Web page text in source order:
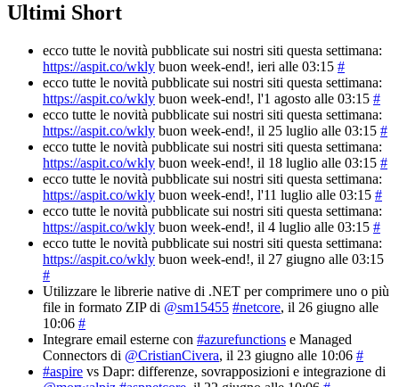
Ultimi Short
ecco tutte le novità pubblicate sui nostri siti questa settimana:
https://aspit.co/wkly buon week-end!, ieri alle 03:15 #
ecco tutte le novità pubblicate sui nostri siti questa settimana:
https://aspit.co/wkly buon week-end!, l'1 agosto alle 03:15 #
ecco tutte le novità pubblicate sui nostri siti questa settimana:
https://aspit.co/wkly buon week-end!, il 25 luglio alle 03:15 #
ecco tutte le novità pubblicate sui nostri siti questa settimana:
https://aspit.co/wkly buon week-end!, il 18 luglio alle 03:15 #
ecco tutte le novità pubblicate sui nostri siti questa settimana:
https://aspit.co/wkly buon week-end!, l'11 luglio alle 03:15 #
ecco tutte le novità pubblicate sui nostri siti questa settimana:
https://aspit.co/wkly buon week-end!, il 4 luglio alle 03:15 #
ecco tutte le novità pubblicate sui nostri siti questa settimana:
https://aspit.co/wkly buon week-end!, il 27 giugno alle 03:15
#
Utilizzare le librerie native di .NET per comprimere uno o più
file in formato ZIP di @sm15455 #netcore, il 26 giugno alle
10:06 #
Integrare email esterne con #azurefunctions e Managed
Connectors di @CristianCivera, il 23 giugno alle 10:06 #
#aspire vs Dapr: differenze, sovrapposizioni e integrazione di